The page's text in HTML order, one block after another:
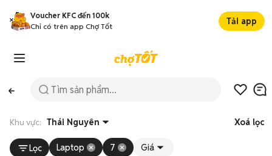
Voucher KFC đến 100k
Chỉ có trên app Chợ Tốt
Tải app
Khu vực: Thái Nguyên Xoá lọc
Lọc Laptop 7 Giá